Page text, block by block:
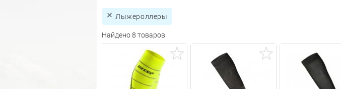
Лыжероллеры
Найдено 8 товаров